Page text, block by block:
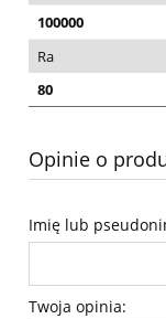
100000
Ra
80
Opinie o
Imię lub
Twoja opinia: